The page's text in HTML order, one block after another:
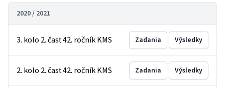
2020 / 2021
3. kolo 2. časť 42. ročník KMS Zadania Výsledky
2. kolo 2. časť 42. ročník KMS Zadania Výsledky